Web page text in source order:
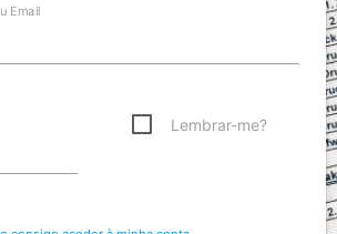
Email
Lembrar-me?